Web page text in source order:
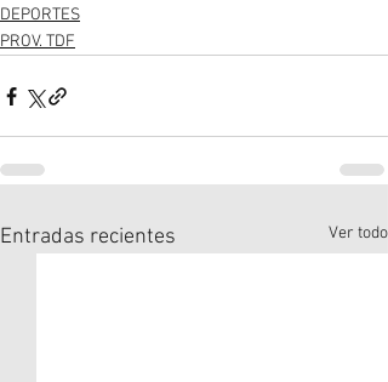
DEPORTES
PROV. TDF
Entradas recientes Ver todo